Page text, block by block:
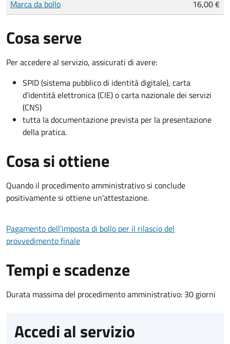
Marca da bollo 16,00 €
Cosa serve
Per accedere al servizio, assicurati di avere:
SPID (sistema pubblico di identità digitale), carta
d’identità elettronica (CIE) o carta nazionale dei servizi
(CNS)
tutta la documentazione prevista per la presentazione
della pratica.
Cosa si ottiene
Quando il procedimento amministrativo si conclude
positivamente si ottiene un'attestazione.
Pagamento dell'imposta di bollo per il rilascio del
provvedimento finale
Tempi e scadenze
Durata massima del procedimento amministrativo: 30 giorni
Accedi al servizio